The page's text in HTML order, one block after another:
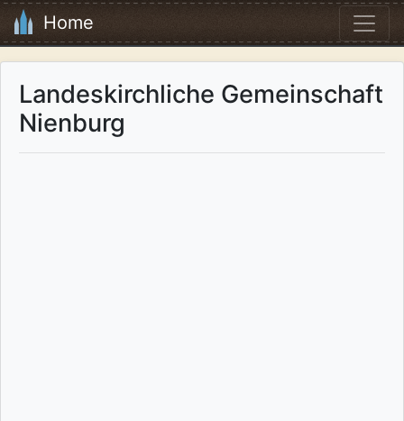
Home
Landeskirchliche Gemeinschaft
Nienburg